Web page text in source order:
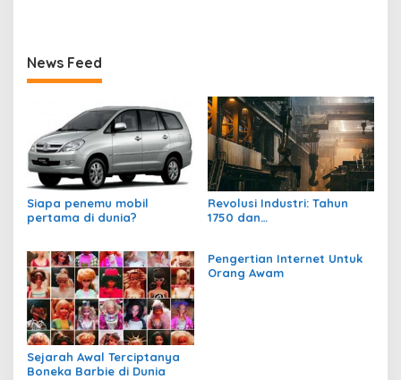
News Feed
Siapa penemu mobil
pertama di dunia?
Revolusi Industri: Tahun
1750 dan
Sejarah Awal Terciptanya
Boneka Barbie di Dunia
Pengertian Internet Untuk
Orang Awam